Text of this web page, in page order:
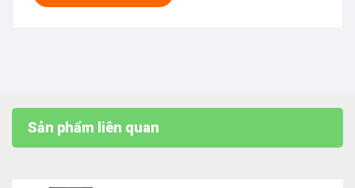
Sản phẩm liên quan